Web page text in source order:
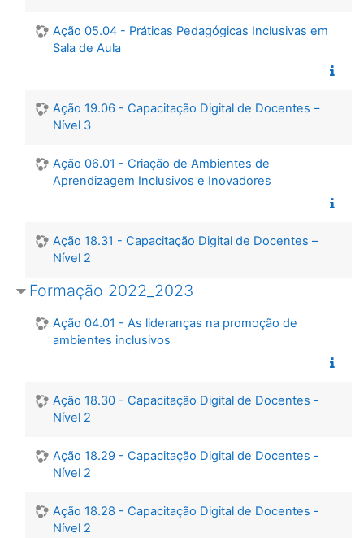
Ação 05.04 - Práticas Pedagógicas Inclusivas em
Sala de Aula
Ação 19.06 - Capacitação Digital de Docentes –
Nível 3
Ação 06.01 - Criação de Ambientes de
Aprendizagem Inclusivos e Inovadores
Ação 18.31 - Capacitação Digital de Docentes –
Nível 2
Formação 2022_2023
Ação 04.01 - As lideranças na promoção de
ambientes inclusivos
Ação 18.30 - Capacitação Digital de Docentes -
Nível 2
Ação 18.29 - Capacitação Digital de Docentes -
Nível 2
Ação 18.28 - Capacitação Digital de Docentes -
Nível 2